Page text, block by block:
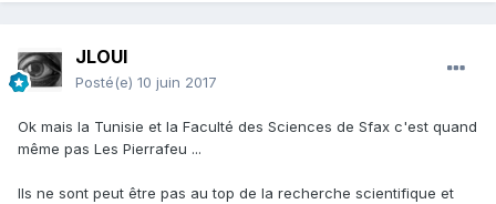
JLOUI
Posté(e) 10 juin 2017
Ok mais la Tunisie et la Faculté des Sciences de Sfax c'est quand
même pas Les Pierrafeu ...
Ils ne sont peut être pas au top de la recherche scientifique et